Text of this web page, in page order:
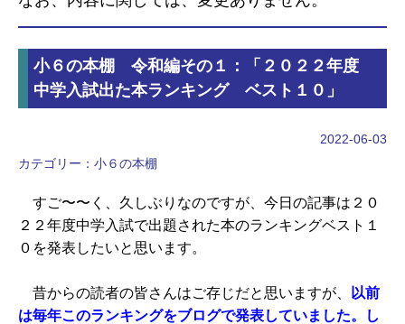
小６の本棚 令和編その１：「２０２２年度
中学入試出た本ランキング ベスト１０」
2022-06-03
カテゴリー： 小６の本棚
すご〜〜く、久しぶりなのですが、今日の記事は２０
２２年度中学入試で出題された本のランキングベスト１
０を発表したいと思います。
昔からの読者の皆さんはご存じだと思いますが、
以前
は毎年このランキングをブログで発表していました。し